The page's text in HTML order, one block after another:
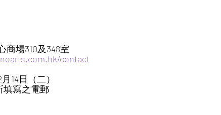
道67號半島中心商場310及348室
contact
14日（二）
至報名表所填寫之電郵